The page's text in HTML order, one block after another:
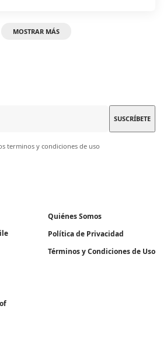
MOSTRAR MÁS
terminos y condiciones de uso
Quiénes Somos
Política de Privacidad
Términos y Condiciones de Uso